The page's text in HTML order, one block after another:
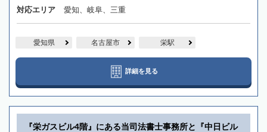
対応エリア 愛知、岐阜、三重
愛知県 名古屋市 栄駅
詳細を見る
『栄ガスビル4階』にある当司法書士事務所と『中日ビル